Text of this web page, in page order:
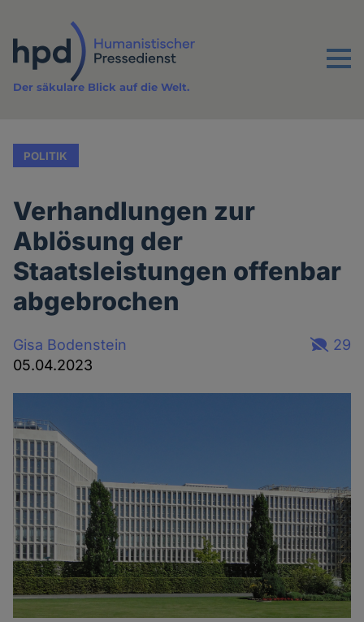
Inhalt
Menu
Der säkulare Blick auf die Welt.
POLITIK
Verhandlungen zur
Ablösung der
Staatsleistungen offenbar
abgebrochen
Gisa Bodenstein
05.04.2023
29